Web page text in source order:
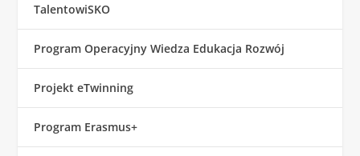
TalentowiSKO
Program Operacyjny Wiedza Edukacja Rozwój
Projekt eTwinning
Program Erasmus+